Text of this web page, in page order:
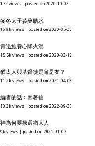
17k views | posted on 2020-10-02
麥冬太子參藥膳水
16.9k views | posted on 2020-05-30
青邊鮑養心降火湯
15.5k views | posted on 2020-03-12
猶太人與基督徒是敵是友？
11.2k views | posted on 2021-04-08
編者的話：因著信
10.3k views | posted on 2022-09-30
神為何要揀選猶太人
9k views | posted on 2021-01-07